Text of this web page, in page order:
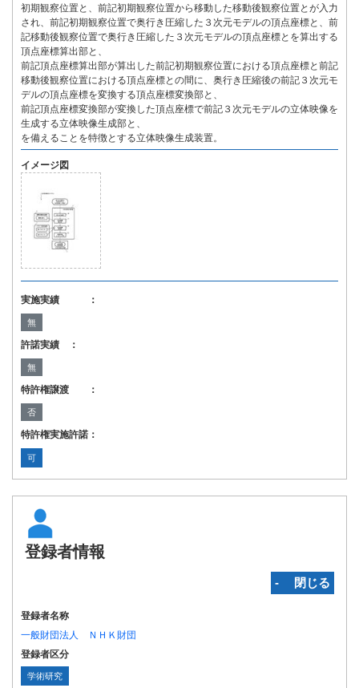
初期観察位置と、前記初期観察位置から移動した移動後観察位置とが入力
され、前記初期観察位置で奥行き圧縮した３次元モデルの頂点座標と、前
記移動後観察位置で奥行き圧縮した３次元モデルの頂点座標とを算出する
頂点座標算出部と、
前記頂点座標算出部が算出した前記初期観察位置における頂点座標と前記
移動後観察位置における頂点座標との間に、奥行き圧縮後の前記３次元モ
デルの頂点座標を変換する頂点座標変換部と、
前記頂点座標変換部が変換した頂点座標で前記３次元モデルの立体映像を
生成する立体映像生成部と、
を備えることを特徴とする立体映像生成装置。
イメージ図
実施実績 ：
無
許諾実績 ：
無
特許権譲渡 ：
否
特許権実施許諾：
可
登録者情報
‐ 閉じる
登録者名称
一般財団法人 ＮＨＫ財団
登録者区分
学術研究